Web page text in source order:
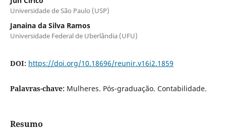
Universidade de São Paulo (USP)
Janaina da Silva Ramos
Universidade Federal de Uberlândia (UFU)
DOI: https://doi.org/10.18696/reunir.v16i2.1859
Palavras-chave: Mulheres. Pós-graduação. Contabilidade.
Resumo